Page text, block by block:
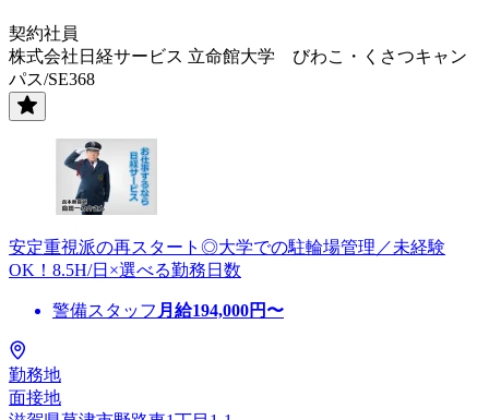
契約社員
株式会社日経サービス 立命館大学 びわこ・くさつキャン
パス/SE368
安定重視派の再スタート◎大学での駐輪場管理／未経験
OK！8.5H/日×選べる勤務日数
警備スタッフ 月給194,000円〜
勤務地
面接地